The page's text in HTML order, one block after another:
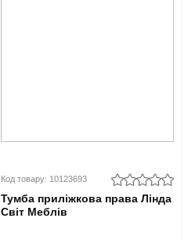
Код товару: 10123693
Тумба приліжкова права Лінда
Світ Меблів